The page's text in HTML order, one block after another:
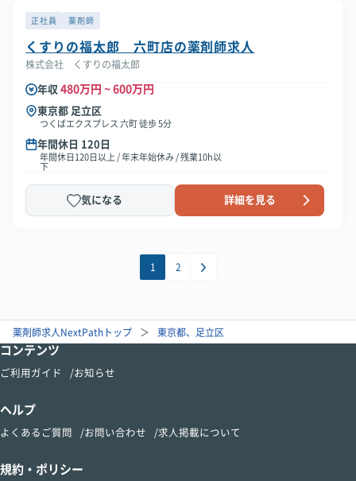
正社員 薬剤師
くすりの福太郎 六町店の薬剤師求人
株式会社 くすりの福太郎
年収 480万円 ~ 600万円
東京都 足立区
つくばエクスプレス 六町 徒歩 5分
年間休日 120日
年間休日120日以上 / 年末年始休み / 残業10h以
下
気になる 詳細を見る
1 2
薬剤師求人NextPathトップ 東京都、足立区
コンテンツ
ご利用ガイド お知らせ
ヘルプ
よくあるご質問 お問い合わせ 求人掲載について
規約・ポリシー